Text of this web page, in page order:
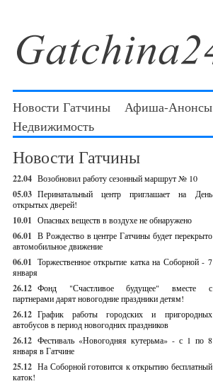
Новости Гатчины Афиша-Анонсы
Недвижимость
Новости Гатчины
22.04 Возобновил работу сезонный маршрут № 10
05.03 Перинатальный центр приглашает на День
открытых дверей!
10.01 Опасных веществ в воздухе не обнаружено
06.01 В Рождество в центре Гатчины будет перекрыто
автомобильное движение
06.01 Торжественное открытие катка на Соборной - 7
января
26.12 Фонд "Счастливое будущее" вместе с
партнерами дарят новогодние праздники детям!
26.12 График работы городских и пригородных
автобусов в период новогодних праздников
26.12 Фестиваль «Новогодняя кутерьма» - с 1 по 8
января в Гатчине
25.12 На Соборной готовится к открытию бесплатный
каток!